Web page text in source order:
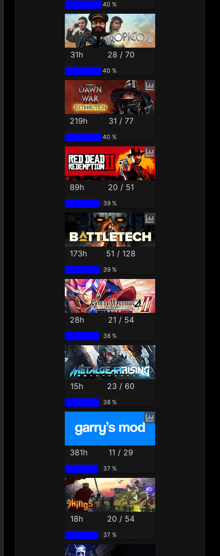
40 %
31h 28 / 70
40 %
219h 31 / 77
40 %
89h 20 / 51
39 %
173h 51 / 128
39 %
28h 21 / 54
38 %
15h 23 / 60
38 %
381h 11 / 29
37 %
18h 20 / 54
37 %